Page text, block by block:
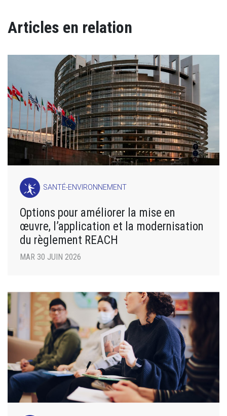
Articles en relation
SANTÉ-ENVIRONNEMENT
Options pour améliorer la mise en
œuvre, l’application et la modernisation
du règlement REACH
MAR 30 JUIN 2026